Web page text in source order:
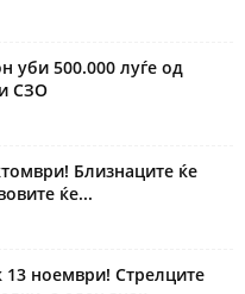
уби 500.000 луѓе од
СЗО
Близнаците ќе
ќе...
ноември! Стрелците